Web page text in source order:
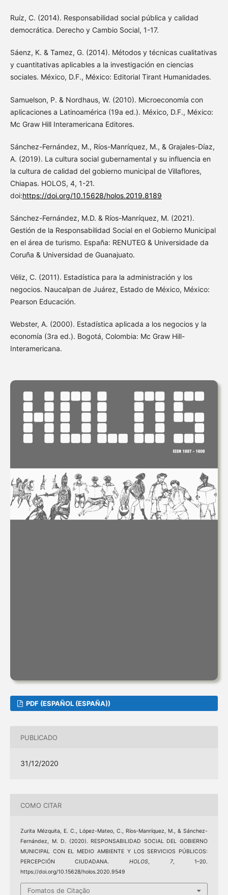
Ruíz, C. (2014). Responsabilidad social pública y calidad
democrática. Derecho y Cambio Social, 1-17.
Sáenz, K. & Tamez, G. (2014). Métodos y técnicas cualitativas
y cuantitativas aplicables a la investigación en ciencias
sociales. México, D.F., México: Editorial Tirant Humanidades.
Samuelson, P. & Nordhaus, W. (2010). Microeconomía con
aplicaciones a Latinoamérica (19a ed.). México, D.F., México:
Mc Graw Hill Interamericana Editores.
Sánchez-Fernández, M., Ríos-Manríquez, M., & Grajales-Díaz,
A. (2019). La cultura social gubernamental y su influencia en
la cultura de calidad del gobierno municipal de Villaflores,
Chiapas. HOLOS, 4, 1-21.
doi:https://doi.org/10.15628/holos.2019.8189
Sánchez-Fernández, M.D. & Ríos-Manríquez, M. (2021).
Gestión de la Responsabilidad Social en el Gobierno Municipal
en el área de turismo. España: RENUTEG & Universidade da
Coruña & Universidad de Guanajuato.
Véliz, C. (2011). Estadística para la administración y los
negocios. Naucalpan de Juárez, Estado de México, México:
Pearson Educación.
Webster, A. (2000). Estadística aplicada a los negocios y la
economía (3ra ed.). Bogotá, Colombia: Mc Graw Hill-
Interamericana.
PDF (ESPAÑOL (ESPAÑA))
PUBLICADO
31/12/2020
COMO CITAR
Zurita Mézquita, E. C., López-Mateo, C., Ríos-Manríquez, M., & Sánchez-
Fernández, M. D. (2020). RESPONSABILIDAD SOCIAL DEL GOBIERNO
MUNICIPAL CON EL MEDIO AMBIENTE Y LOS SERVICIOS PÚBLICOS:
PERCEPCIÓN CIUDADANA. HOLOS, 7, 1–20.
https://doi.org/10.15628/holos.2020.9549
Fomatos de Citação